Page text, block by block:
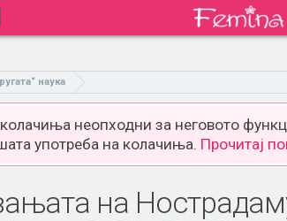
наука
колачиња неопходни за неговото
употреба на колачиња. Прочитај
на